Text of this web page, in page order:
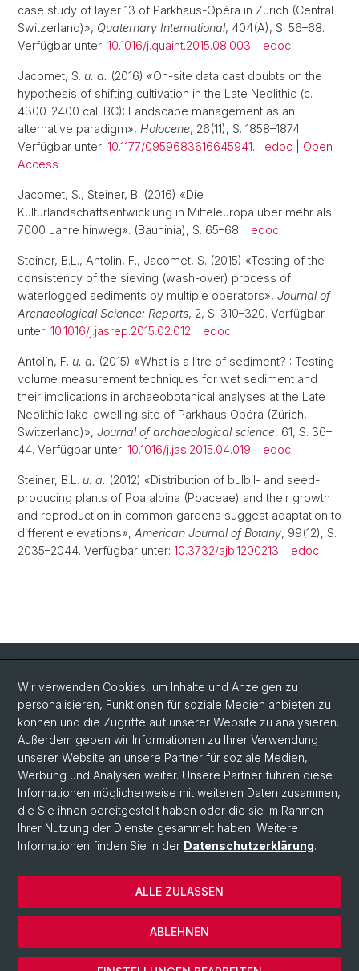
case study of layer 13 of Parkhaus-Opéra in Zürich (Central
Switzerland)», Quaternary International, 404(A), S. 56–68.
Verfügbar unter: 10.1016/j.quaint.2015.08.003. edoc
Jacomet, S. u. a. (2016) «On-site data cast doubts on the
hypothesis of shifting cultivation in the Late Neolithic (c.
4300-2400 cal. BC): Landscape management as an
alternative paradigm», Holocene, 26(11), S. 1858–1874.
Verfügbar unter: 10.1177/0959683616645941. edoc
Open
Access
Jacomet, S., Steiner, B. (2016) «Die
Kulturlandschaftsentwicklung in Mitteleuropa über mehr als
7000 Jahre hinweg». (Bauhinia), S. 65–68. edoc
Steiner, B.L., Antolin, F., Jacomet, S. (2015) «Testing of the
consistency of the sieving (wash-over) process of
waterlogged sediments by multiple operators», Journal of
Archaeological Science: Reports, 2, S. 310–320. Verfügbar
unter: 10.1016/j.jasrep.2015.02.012. edoc
Antolín, F. u. a. (2015) «What is a litre of sediment? : Testing
volume measurement techniques for wet sediment and
their implications in archaeobotanical analyses at the Late
Neolithic lake-dwelling site of Parkhaus Opéra (Zürich,
Switzerland)», Journal of archaeological science, 61, S. 36–
44. Verfügbar unter: 10.1016/j.jas.2015.04.019. edoc
Steiner, B.L. u. a. (2012) «Distribution of bulbil- and seed-
producing plants of Poa alpina (Poaceae) and their growth
and reproduction in common gardens suggest adaptation to
different elevations», American Journal of Botany, 99(12), S.
2035–2044. Verfügbar unter: 10.3732/ajb.1200213. edoc
Quick Links
Kontakt
Wichtige Links & Fotogalerie
Social Media
Instagram
Wir verwenden Cookies, um Inhalte und Anzeigen zu
personalisieren, Funktionen für soziale Medien anbieten zu
können und die Zugriffe auf unserer Website zu analysieren.
Außerdem geben wir Informationen zu Ihrer Verwendung
unserer Website an unsere Partner für soziale Medien,
Werbung und Analysen weiter. Unsere Partner führen diese
Informationen möglicherweise mit weiteren Daten zusammen,
die Sie ihnen bereitgestellt haben oder die sie im Rahmen
Ihrer Nutzung der Dienste gesammelt haben. Weitere
Informationen finden Sie in der Datenschutzerklärung.
ABLEHNEN
ALLE ZULASSEN